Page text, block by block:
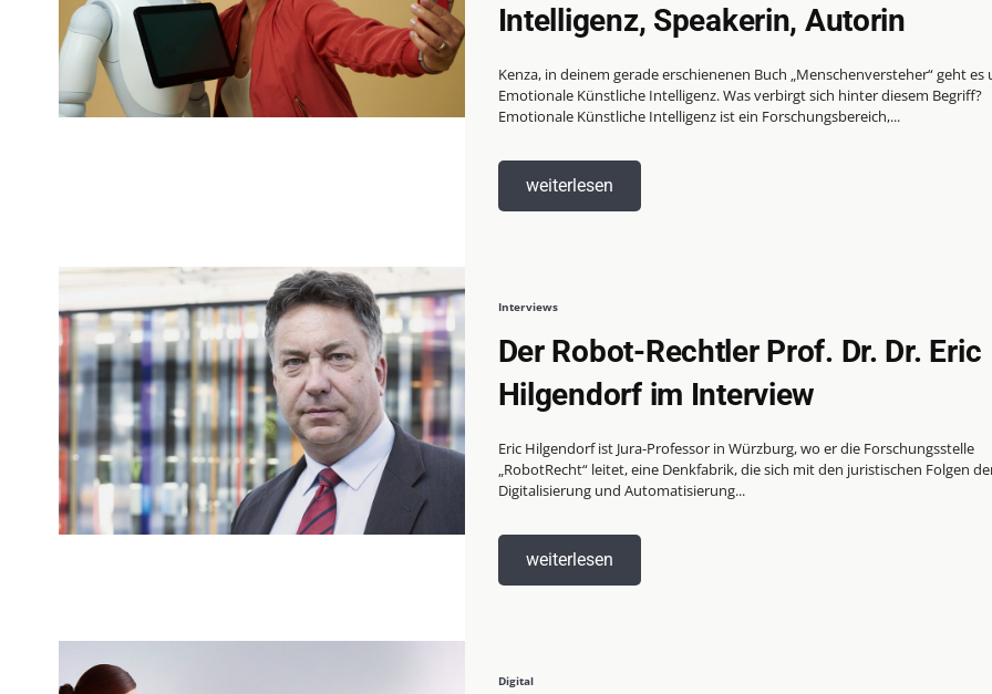
Intelligenz, Speakerin, Autorin
Kenza, in deinem gerade erschienenen Buch „Menschenversteher“ geht es
Emotionale Künstliche Intelligenz. Was verbirgt sich hinter diesem Begriff?
Emotionale Künstliche Intelligenz ist ein Forschungsbereich,...
weiterlesen
Interviews
Der Robot-Rechtler Prof. Dr. Dr. Eric
Hilgendorf im Interview
Eric Hilgendorf ist Jura-Professor in Würzburg, wo er die Forschungsstelle
„RobotRecht“ leitet, eine Denkfabrik, die sich mit den juristischen Folgen
Digitalisierung und Automatisierung...
weiterlesen
Digital